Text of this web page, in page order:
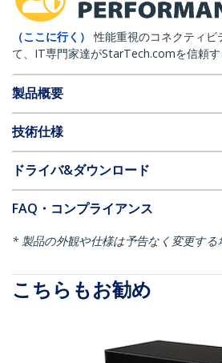
（ここに行く）
性能重視のコネクティ
て、IT専門家達がStarTech.comを信頼す
製品概要
技術仕様
ドライバ&ダウンロード
FAQ・コンプライアンス
* 製品の外観や仕様は予告なく変更する
こちらもお勧め